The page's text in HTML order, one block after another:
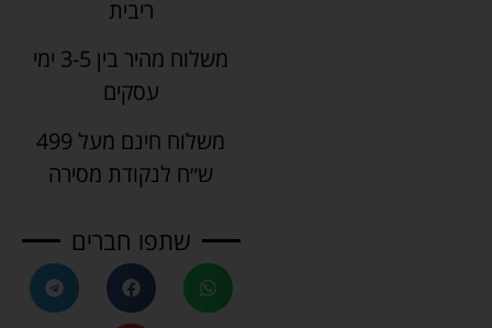
ריבית
משלוח מהיר בין 3-5 ימי
עסקים
משלוח חינם מעל 499
ש״ח לנקודת מסירה
שתפו חברים